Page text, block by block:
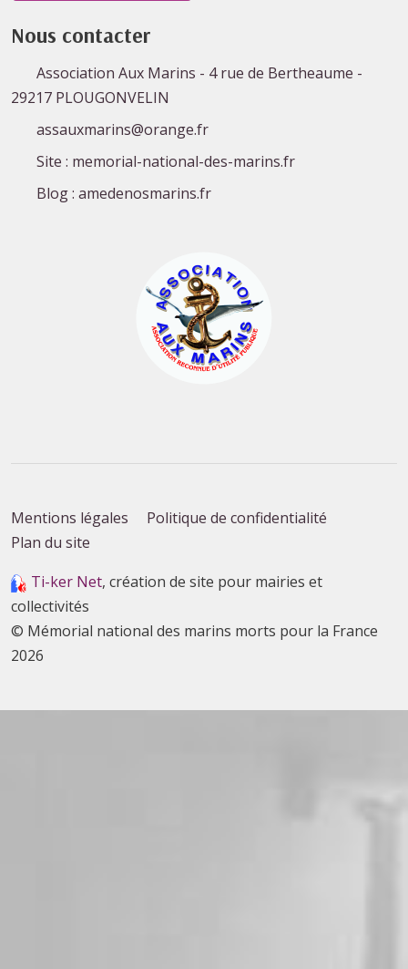
Nous contacter
Association Aux Marins - 4 rue de Bertheaume -
29217 PLOUGONVELIN
assauxmarins@orange.fr
Site : memorial-national-des-marins.fr
Blog : amedenosmarins.fr
Mentions légales
Politique de confidentialité
Plan du site
Ti-ker Net, création de site pour mairies et
collectivités
© Mémorial national des marins morts pour la France
2026